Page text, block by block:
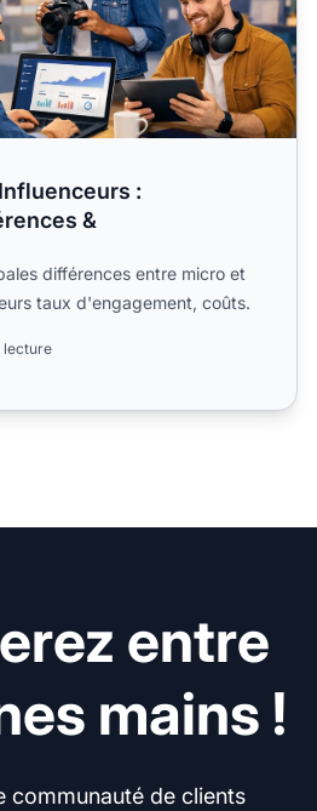
:
&
différences entre micro et
taux d'engagement, coûts.
lecture
entre
mains !
communauté de clients